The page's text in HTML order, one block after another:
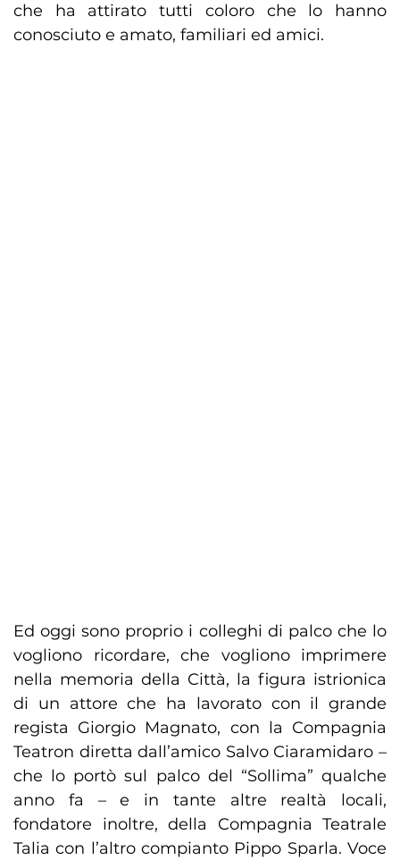
che ha attirato tutti coloro che lo hanno
conosciuto e amato, familiari ed amici.
Ed oggi sono proprio i colleghi di palco che lo
vogliono ricordare, che vogliono imprimere
nella memoria della Città, la figura istrionica
di un attore che ha lavorato con il grande
regista Giorgio Magnato, con la Compagnia
Teatron diretta dall’amico Salvo Ciaramidaro –
che lo portò sul palco del “Sollima” qualche
anno fa – e in tante altre realtà locali,
fondatore inoltre, della Compagnia Teatrale
Talia con l’altro compianto Pippo Sparla. Voce